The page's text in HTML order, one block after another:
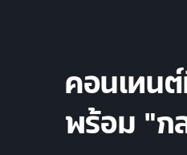
คอนเทน
พร้อม "ก